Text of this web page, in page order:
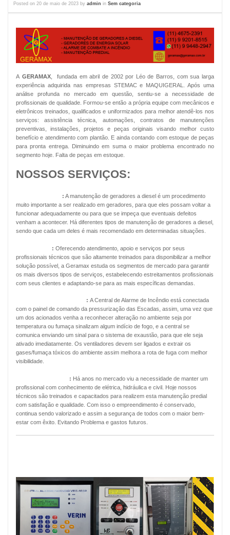
Posted on 20 de maio de 2023 by admin in Sem categoria
A GERAMAX, fundada em abril de 2002 por Léo de Barros, com sua larga
experiência adquirida nas empresas STEMAC e MAQUIGERAL. Após uma
análise profunda no mercado em questão, sentiu-se a necessidade de
profissionais de qualidade. Formou-se então a própria equipe com mecânicos e
eletrônicos treinados, qualificados e uniformizados para melhor atendê-los nos
serviços: assistência técnica, automações, contratos de manutenções
preventivas, instalações, projetos e peças originais visando melhor custo
benefício e atendimento com plantão. E ainda contando com estoque de peças
para pronta entrega. Diminuindo em suma o maior problema encontrado no
segmento hoje. Falta de peças em estoque.
NOSSOS SERVIÇOS:
: A manutenção de geradores a diesel é um procedimento
muito importante a ser realizado em geradores, para que eles possam voltar a
funcionar adequadamente ou para que se impeça que eventuais defeitos
venham a acontecer. Há diferentes tipos de manutenção de geradores a diesel,
sendo que cada um deles é mais recomendado em determinadas situações.
: Oferecendo atendimento, apoio e serviços por seus
profissionais técnicos que são altamente treinados para disponibilizar a melhor
solução possível, a Geramax estuda os segmentos de mercado para garantir
os mais diversos tipos de serviços, estabelecendo estreitamentos profissionais
com seus clientes e adaptando-se para as mais específicas demandas.
: A Central de Alarme de Incêndio está conectada
com o painel de comando da pressurização das Escadas, assim, uma vez que
um dos acionados venha a reconhecer alteração no ambiente seja por
temperatura ou fumaça sinalizam algum indício de fogo, e a central se
comunica enviando um sinal para o sistema de exaustão, para que ele seja
ativado imediatamente. Os ventiladores devem ser ligados e extrair os
gases/fumaça tóxicos do ambiente assim melhora a rota de fuga com melhor
visibilidade.
: Há anos no mercado viu a necessidade de manter um
profissional com conhecimento de elétrica, hidráulica e civil. Hoje nossos
técnicos são treinados e capacitados para realizem esta manutenção predial
com satisfação e qualidade. Com isso o empreendimento é conservado,
continua sendo valorizado e assim a segurança de todos com o maior bem-
estar com êxito. Evitando Problema e gastos futuros.